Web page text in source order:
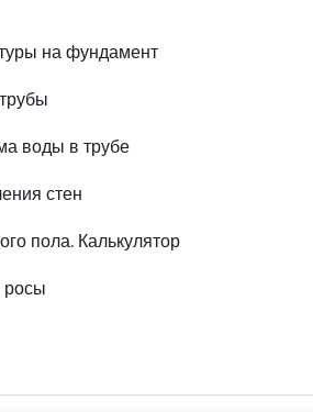
на фундамент
воды в трубе
стен
пола. Калькулятор
росы